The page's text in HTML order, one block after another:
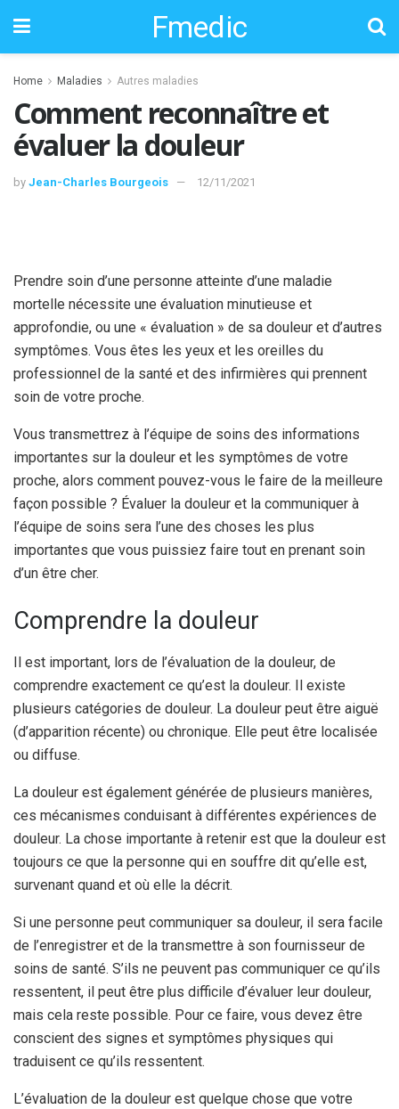
Fmedic
Home Maladies Autres maladies
Comment reconnaître et
évaluer la douleur
by Jean-Charles Bourgeois 12/11/2021
Prendre soin d’une personne atteinte d’une maladie
mortelle nécessite une évaluation minutieuse et
approfondie, ou une « évaluation » de sa douleur et d’autres
symptômes. Vous êtes les yeux et les oreilles du
professionnel de la santé et des infirmières qui prennent
soin de votre proche.
Vous transmettrez à l’équipe de soins des informations
importantes sur la douleur et les symptômes de votre
proche, alors comment pouvez-vous le faire de la meilleure
façon possible ? Évaluer la douleur et la communiquer à
l’équipe de soins sera l’une des choses les plus
importantes que vous puissiez faire tout en prenant soin
d’un être cher.
Comprendre la douleur
Il est important, lors de l’évaluation de la douleur, de
comprendre exactement ce qu’est la douleur. Il existe
plusieurs catégories de douleur. La douleur peut être aiguë
(d’apparition récente) ou chronique. Elle peut être localisée
ou diffuse.
La douleur est également générée de plusieurs manières,
ces mécanismes conduisant à différentes expériences de
douleur. La chose importante à retenir est que la douleur est
toujours ce que la personne qui en souffre dit qu’elle est,
survenant quand et où elle la décrit.
Si une personne peut communiquer sa douleur, il sera facile
de l’enregistrer et de la transmettre à son fournisseur de
soins de santé. S’ils ne peuvent pas communiquer ce qu’ils
ressentent, il peut être plus difficile d’évaluer leur douleur,
mais cela reste possible. Pour ce faire, vous devez être
conscient des signes et symptômes physiques qui
traduisent ce qu’ils ressentent.
L’évaluation de la douleur est quelque chose que votre